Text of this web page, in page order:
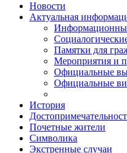
Новости
Актуальная
Памятки для
Мероприятия и
Официальные
Официальные
История
Почетные жители
Символика
Экстренные случаи